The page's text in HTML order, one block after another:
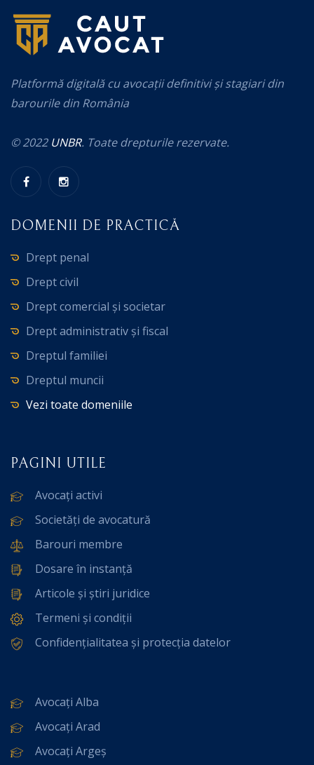
Platformă digitală cu avocații definitivi și stagiari din
barourile din România
© 2022 UNBR. Toate drepturile rezervate.
DOMENII DE PRACTICĂ
Drept penal
Drept civil
Drept comercial și societar
Drept administrativ și fiscal
Dreptul familiei
Dreptul muncii
Vezi toate domeniile
PAGINI UTILE
Avocați activi
Societăți de avocatură
Barouri membre
Dosare în instanță
Articole și știri juridice
Termeni și condiții
Confidențialitatea și protecția datelor
Avocați Alba
Avocați Arad
Avocați Argeș